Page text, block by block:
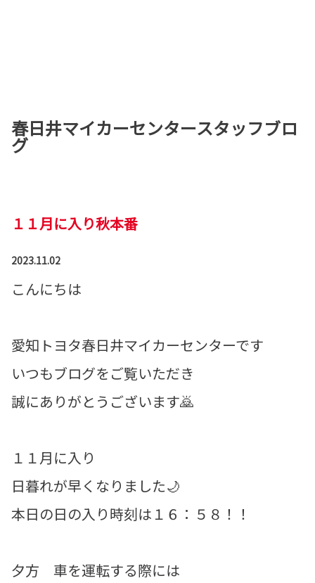
春日井マイカーセンタースタッフブロ
グ
１１月に入り秋本番
2023.11.02
こんにちは
愛知トヨタ春日井マイカーセンターです
いつもブログをご覧いただき
誠にありがとうございます🙇
１１月に入り
日暮れが早くなりました🌙
本日の日の入り時刻は１６：５８！！
夕方 車を運転する際には